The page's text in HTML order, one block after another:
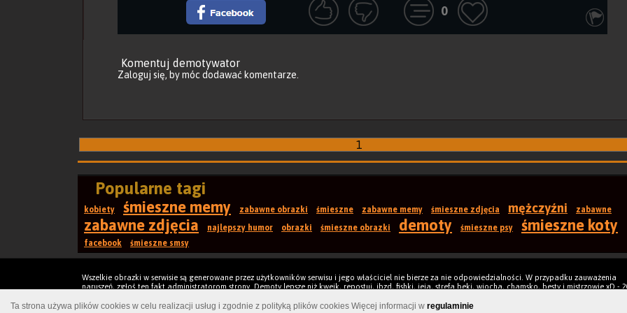
0
Komentuj demotywator
Zaloguj się, by móc dodawać komentarze.
1
Popularne tagi
kobiety śmieszne memy zabawne obrazki śmieszne zabawne memy śmieszne zdjęcia mężczyźni zabawne
zabawne zdjęcia najlepszy humor obrazki śmieszne obrazki demoty śmieszne psy śmieszne koty
facebook śmieszne smsy
Wszelkie obrazki w serwisie są generowane przez użytkowników serwisu i jego właściciel nie bierze za nie odpowiedzialności. W przypadku zauważenia
naruszeń, zgłoś ten fakt administratorom strony. Demoty lepsze niż kwejk, repostuj, jbzd, fishki, jeja, strefa beki, wiocha, chamsko, besty i mistrzowie xD -
Kontakt Regulamin
Ta strona używa plików cookies w celu realizacji usług i zgodnie z polityką plików cookies Więcej informacji w regulaminie